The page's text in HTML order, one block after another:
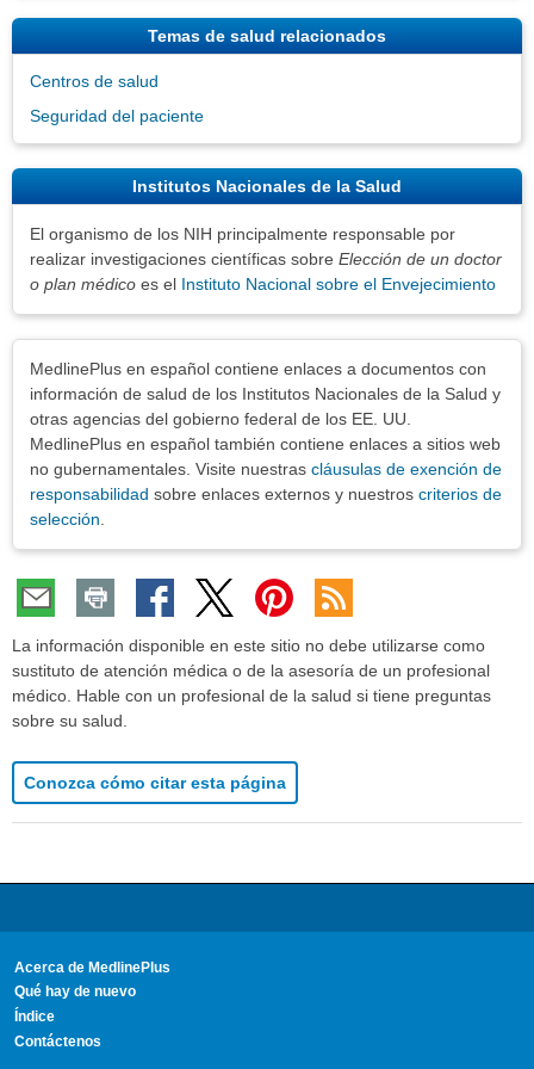
Temas de salud relacionados
Centros de salud
Seguridad del paciente
Institutos Nacionales de la Salud
El organismo de los NIH principalmente responsable por
realizar investigaciones científicas sobre Elección de un doctor
o plan médico es el Instituto Nacional sobre el Envejecimiento
MedlinePlus en español contiene enlaces a documentos con
información de salud de los Institutos Nacionales de la Salud y
otras agencias del gobierno federal de los EE. UU.
MedlinePlus en español también contiene enlaces a sitios web
no gubernamentales. Visite nuestras cláusulas de exención de
responsabilidad sobre enlaces externos y nuestros criterios de
selección
La información disponible en este sitio no debe utilizarse como
sustituto de atención médica o de la asesoría de un profesional
médico. Hable con un profesional de la salud si tiene preguntas
sobre su salud.
Conozca cómo citar esta página
Acerca de MedlinePlus
Qué hay de nuevo
Índice
Contáctenos